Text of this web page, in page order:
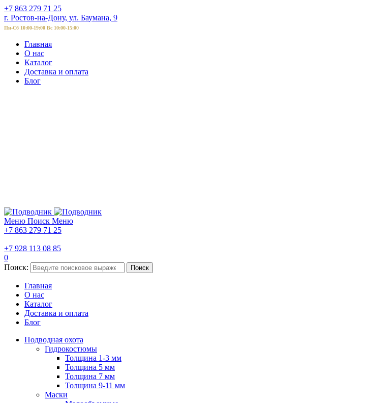
+7 863 279 71 25
г. Ростов-на-Дону, ул. Баумана, 9
Пн-Сб 10:00-19:00 Вс 10:00-15:00
Главная
О нас
Каталог
Доставка и оплата
Блог
Меню Поиск Меню
+7 863 279 71 25
+7 928 113 08 85
0
Поиск:
Поиск
Главная
О нас
Каталог
Доставка и оплата
Блог
Подводная охота
Гидрокостюмы
Толщина 1-3 мм
Толщина 5 мм
Толщина 7 мм
Толщина 9-11 мм
Маски